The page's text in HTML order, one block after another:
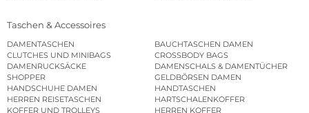
Taschen & Accessoires
DAMENTASCHEN
BAUCHTASCHEN DAMEN
CLUTCHES UND MINIBAGS
CROSSBODY BAGS
DAMENRUCKSÄCKE
DAMENSCHALS & DAMENTÜCHER
SHOPPER
GELDBÖRSEN DAMEN
HANDSCHUHE DAMEN
HANDTASCHEN
HERREN REISETASCHEN
HARTSCHALENKOFFER
KOFFER UND TROLLEYS
HERREN KOFFER